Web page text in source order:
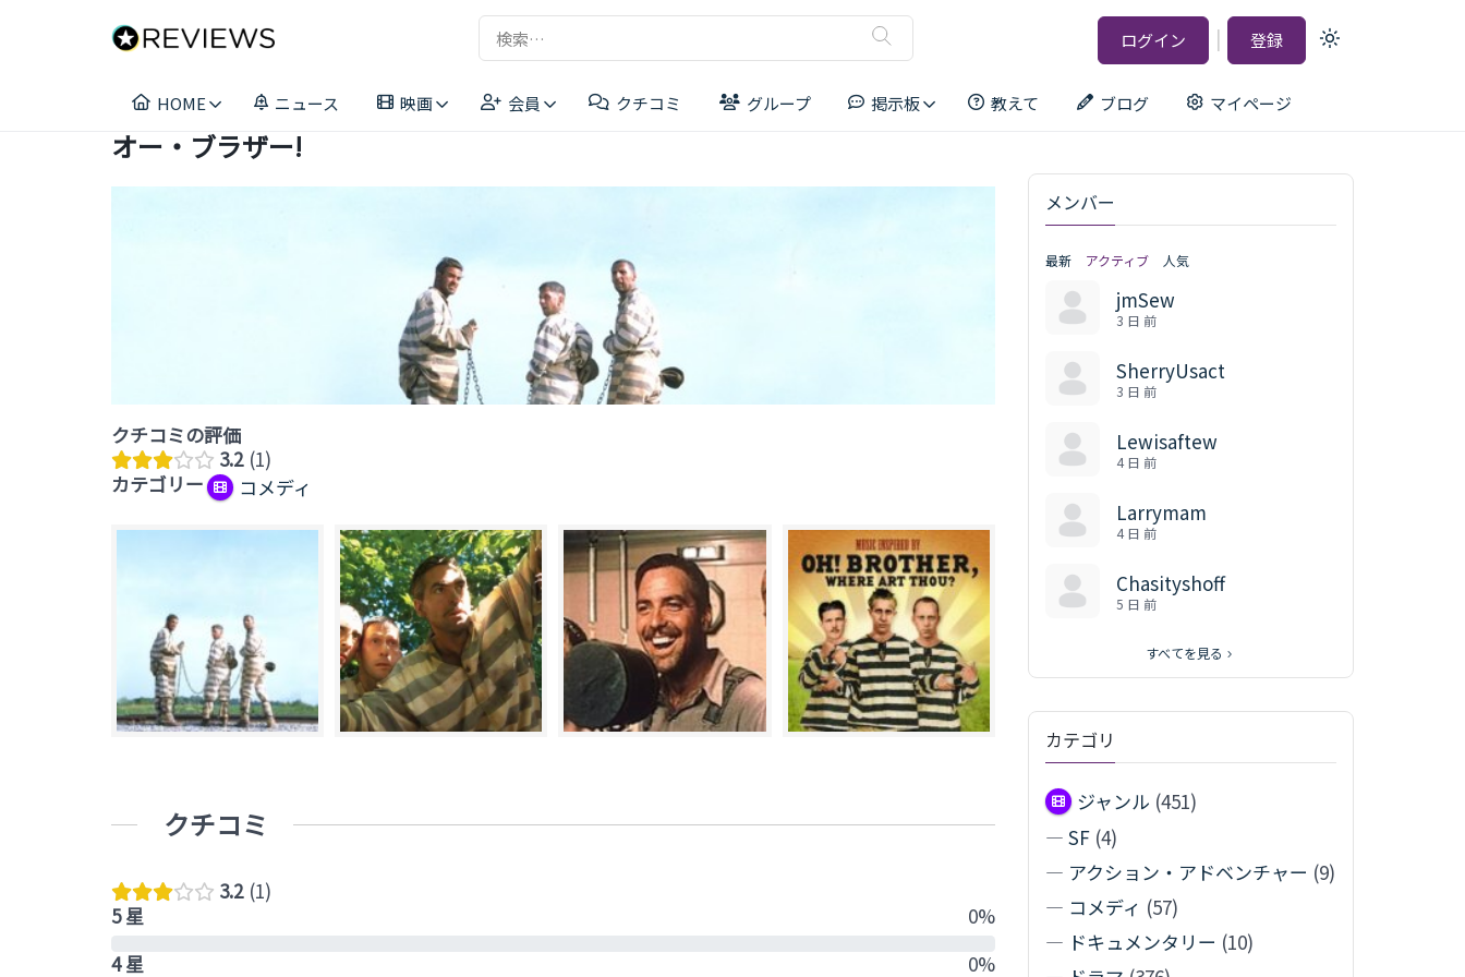
検
索:
ログイン | 登録
Light
HOME ニュース 映画 会員 クチコミ グループ 掲示板 教えて ブログ マイページ
オー・ブラザー!
クチコミの評価
3.2 1
カテゴリー
コメディ
クチコミ
3.2 1
5 星
0%
4 星
0%
メンバー
最新 アクティブ 人気
jmSew
3 日 前
SherryUsact
3 日 前
Lewisaftew
4 日 前
Larrymam
4 日 前
Chasityshoff
5 日 前
すべてを見る
カテゴリ
ジャンル (451)
— SF (4)
— アクション・アドベンチャー (9)
— コメディ (57)
— ドキュメンタリー (10)